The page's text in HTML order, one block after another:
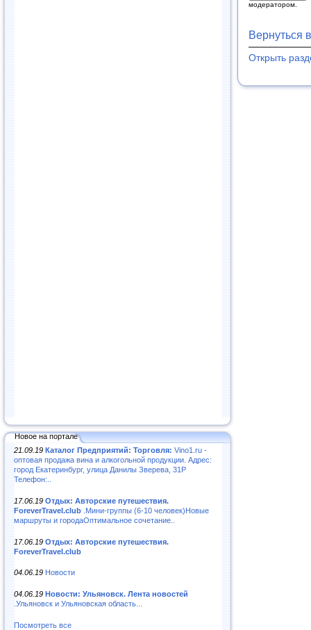
Новое на портале
21.09.19 Каталог Предприятий: Торговля: Vino1.ru -
оптовая продажа вина и алкогольной продукции. Адрес:
город Екатеринбург, улица Данилы Зверева, 31Р
Телефон:..
17.06.19 Отдых: Авторские путешествия.
ForeverTravel.club .Мини-группы (6-10 человек)Новые
маршруты и городаОптимальное сочетание..
17.06.19 Отдых: Авторские путешествия.
ForeverTravel.club
04.06.19 Новости
04.06.19 Новости: Ульяновск. Лента новостей
.Ульяновск и Ульяновская область...
Посмотреть все
модератором.
Вернуться
Открыть